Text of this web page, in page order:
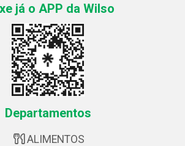
já o APP da Wilso
Departamentos
ALIMENTOS